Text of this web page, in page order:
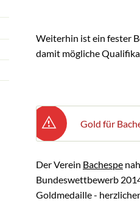
Weiterhin ist ein fester
damit mögliche
Gold für
Der Verein Bachespe
Bundeswettbewerb
Goldmedaille -